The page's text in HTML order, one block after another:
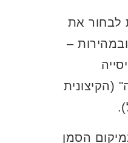
לבחור את
–
(הקיצונית
הסמן